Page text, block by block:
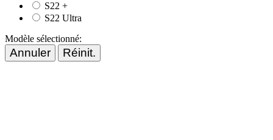
S22 +
S22 Ultra
Modèle sélectionné:
Annuler Réinit.